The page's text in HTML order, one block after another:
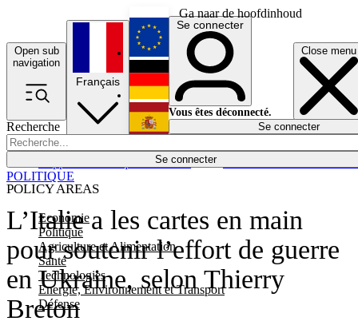
Ga naar de hoofdinhoud
Open sub
navigation
Close menu
Recherche
Se connecter
POLICY AREAS
Economie
Politique
Agriculture et Alimentation
Santé
Technologies
Energie, Environnement et Transport
Défense
Économie
Français
English
Deutsch
Español
Se connecter
Vous êtes déconnecté.
Se connecter
L’Italie a les cartes en main
pour soutenir l’effort de guerre
en Ukraine, selon Thierry
Breton
POLITIQUE